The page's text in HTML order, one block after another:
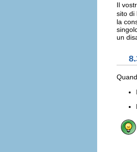
Il
sito di
la
un